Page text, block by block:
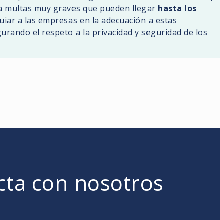
multas muy graves que pueden llegar hasta los
a las empresas en la adecuación a estas
el respeto a la privacidad y seguridad de los
con nosotros